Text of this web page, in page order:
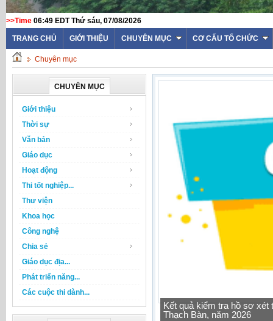
>>Time 06:49 EDT Thứ sáu, 07/08/2026
TRANG CHỦ GIỚI THIỆU CHUYÊN MỤC CƠ CẤU TỔ CHỨC
Chuyên mục
CHUYÊN MỤC
Giới thiệu
Thời sự
Văn bản
Giáo dục
Hoạt động
Thi tốt nghiệp...
Thư viện
Khoa học
Công nghệ
Chia sẻ
Giáo dục địa...
Phát triển năng...
Các cuộc thi dành...
Kết quả kiểm tra hồ sơ
Thạch Bàn, năm 2026